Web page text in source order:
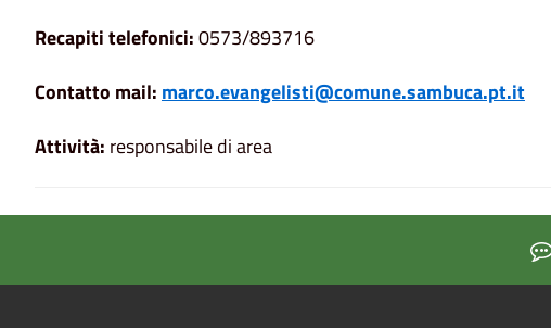
Recapiti telefonici:0573/893716
Contatto mail: marco.evangelisti@comune.sambuca.pt.it
Attività: responsabile di area